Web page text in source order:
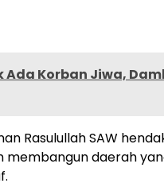
Ada Korban Jiwa,
Rasulullah SAW
daerah